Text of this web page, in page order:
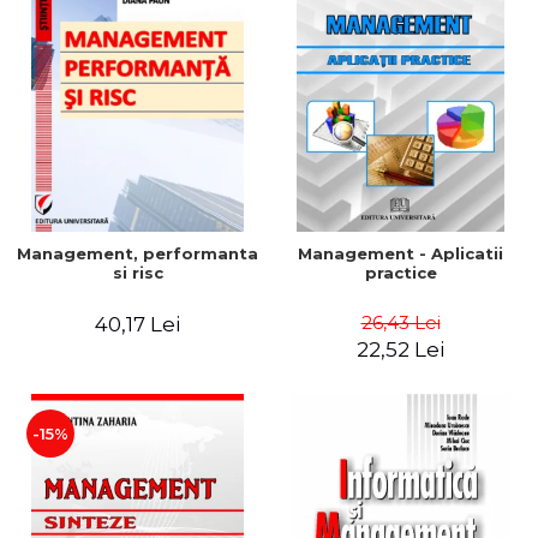
Management, performanta
si risc
40,17 Lei
Management - Aplicatii
practice
26,43 Lei
22,52 Lei
-15%